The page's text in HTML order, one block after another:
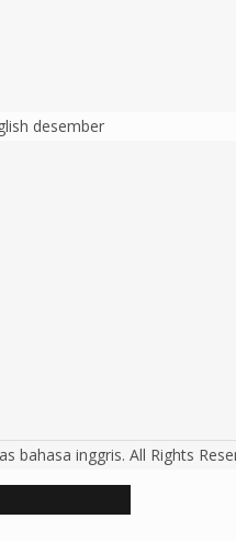
bahasa inggris. All Rights